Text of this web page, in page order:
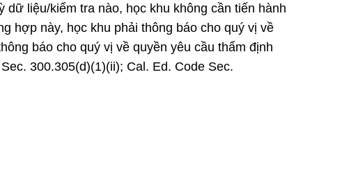
dữ liệu/kiểm tra nào, học khu không cần tiến hành
hợp này, học khu phải thông báo cho quý vị về
báo cho quý vị về quyền yêu cầu thẩm định
300.305(d)(1)(ii); Cal. Ed. Code Sec.